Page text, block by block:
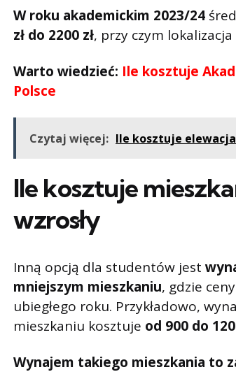
W roku akademickim 2023/24
zł do 2200 zł, przy czym
Warto wiedzieć: Ile kosztuje
Polsce
Czytaj więcej: Ile kosztuje
Ile kosztuje
wzrosły
Inną opcją dla studentów jest
mniejszym mieszkaniu, gdzie
ubiegłego roku. Przykładowo,
mieszkaniu kosztuje od 900 do
Wynajem takiego mieszkania to